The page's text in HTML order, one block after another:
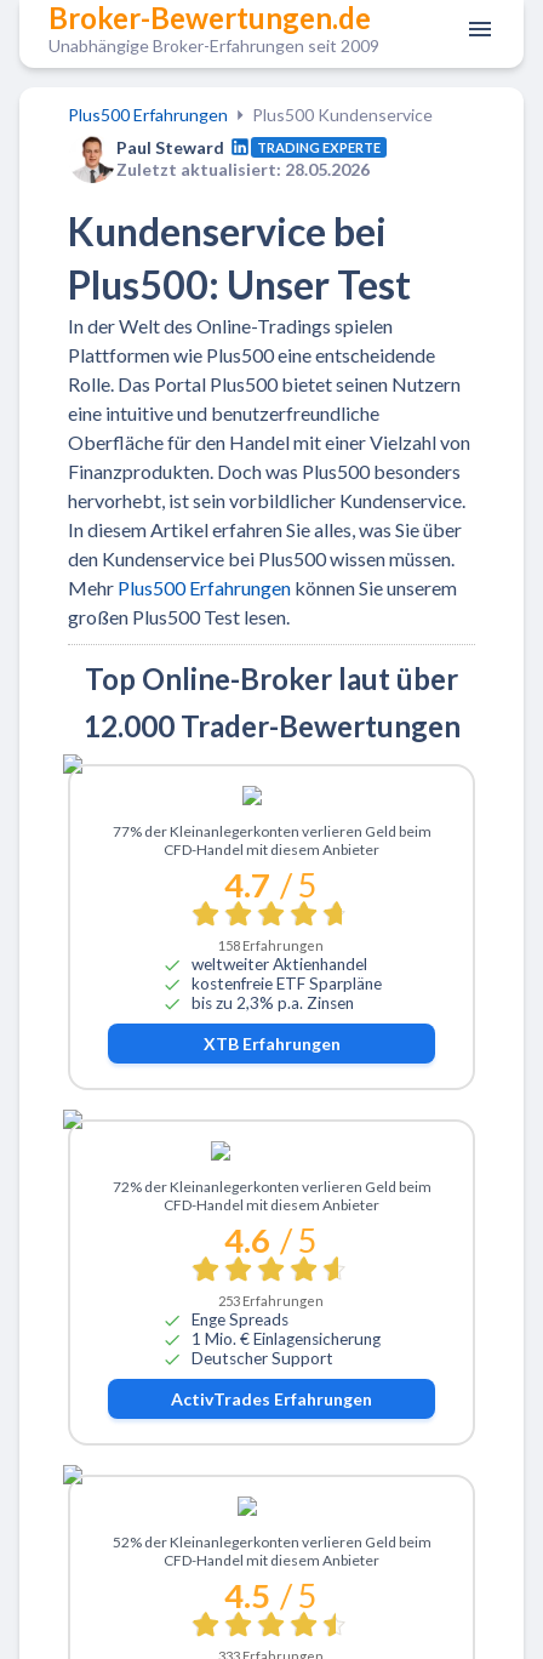
Broker-Bewertungen.de
Unabhängige Broker-Erfahrungen seit 2009
Plus500 Erfahrungen
Plus500 Kundenservice
Paul Steward
TRADING EXPERTE
Zuletzt aktualisiert: 28.05.2026
Kundenservice bei
Plus500: Unser Test
In der Welt des Online-Tradings spielen
Plattformen wie Plus500 eine entscheidende
Rolle. Das Portal Plus500 bietet seinen Nutzern
eine intuitive und benutzerfreundliche
Oberfläche für den Handel mit einer Vielzahl von
Finanzprodukten. Doch was Plus500 besonders
hervorhebt, ist sein vorbildlicher Kundenservice.
In diesem Artikel erfahren Sie alles, was Sie über
den Kundenservice bei Plus500 wissen müssen.
Mehr Plus500 Erfahrungen können Sie unserem
großen Plus500 Test lesen.
Top Online-Broker laut über
12.000 Trader-Bewertungen
Zu XTB
77% der Kleinanlegerkonten verlieren Geld beim
CFD-Handel mit diesem Anbieter
4.7 / 5
158 Erfahrungen
weltweiter Aktienhandel
kostenfreie ETF Sparpläne
bis zu 2,3% p.a. Zinsen
XTBErfahrungen
Zu ActivTrades
72% der Kleinanlegerkonten verlieren Geld beim
CFD-Handel mit diesem Anbieter
4.6 / 5
253 Erfahrungen
Enge Spreads
1 Mio. € Einlagensicherung
Deutscher Support
ActivTrades Erfahrungen
Zu eToro
52% der Kleinanlegerkonten verlieren Geld beim
CFD-Handel mit diesem Anbieter
4.5 / 5
333 Erfahrungen